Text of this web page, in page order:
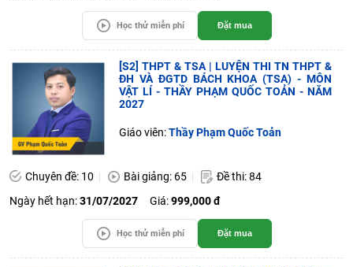
Học thử miễn phí Đặt mua
[S2] THPT & TSA | LUYỆN THI TN THPT &
ĐH VÀ ĐGTD BÁCH KHOA (TSA) - MÔN
VẬT LÍ - THẦY PHẠM QUỐC TOẢN - NĂM
2027
Giáo viên:Thầy Phạm Quốc Toản
Chuyên đề: 10 Bài giảng: 65
Đề thi: 84
Ngày hết hạn:31/07/2027 Giá:999,000 đ
Học thử miễn phí Đặt mua